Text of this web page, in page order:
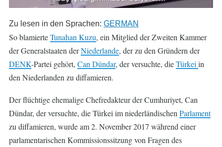
Zu lesen in den Sprachen: GERMAN
So blamierteTunahan Kuzu, ein Mitglied der Zweiten Kammer
der Generalstaaten derNiederlande, der zu den Gründern der
DENK-Partei gehört, Can Dündar, der versuchte, dieTürkei in
den Niederlanden zu diffamieren.
Der flüchtige ehemalige Chefredakteur der Cumhuriyet, Can
Dündar, der versuchte, die Türkei im niederländischen Parlament
zu diffamieren, wurde am 2. November 2017 während einer
parlamentarischen Kommissionssitzung von Fragen des